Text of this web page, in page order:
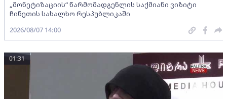
„მონეტიზაციის“ წარმომადგენლის საქმიანი ვიზიტი
ჩინეთის სახალხო რესპუბლიკაში
2026/08/07 14:00
01:31